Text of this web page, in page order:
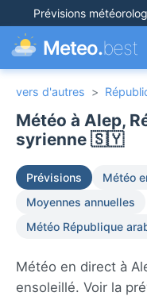
Prévisions
Meteo.best
vers d'autres >
Météo à Alep,
syrienne 🇸🇾
Prévisions Météo
Moyennes annuelles
Météo République
Météo en direct à
ensoleillé. Voir la